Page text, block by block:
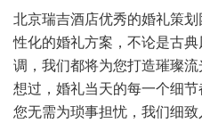
北京瑞吉酒店优秀的婚礼策
性化的婚礼方案，不论是古
调，我们都将为您打造璀璨
想过，婚礼当天的每一个细
您无需为琐事担忧，我们细